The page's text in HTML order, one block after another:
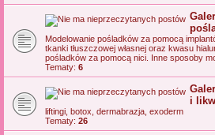
Modelowanie pośladków za pomocą
tkanki tłuszczowej własnej oraz kwasu
pośladków za pomocą nici. Inne sposoby
Tematy: 6
i
liftingi, botox, dermabrazja, exoderm
Tematy: 26